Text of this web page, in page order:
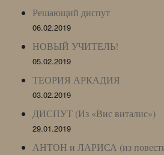
Решающий диспут
06.02.2019
НОВЫЙ УЧИТЕЛЬ!
05.02.2019
ТЕОРИЯ АРКАДИЯ
03.02.2019
ДИСПУТ (Из «Вис виталис»)
29.01.2019
АНТОН и ЛАРИСА (из